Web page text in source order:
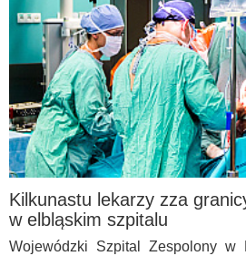
Kilkunastu lekarzy zza
w elbląskim szpitalu
Wojewódzki Szpital Zespolony w